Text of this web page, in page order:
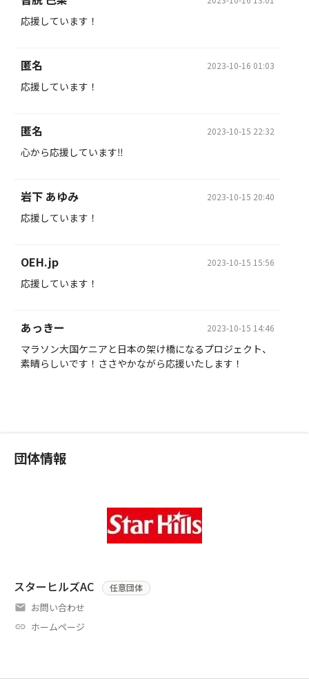
応援しています！
匿名 2023-10-16 01:03
応援しています！
匿名 2023-10-15 22:32
心から応援しています‼️
岩下 あゆみ 2023-10-15 20:40
応援しています！
OEH.jp 2023-10-15 15:56
応援しています！
あっきー 2023-10-15 14:46
マラソン大国ケニアと日本の架け橋になるプロジェクト、
素晴らしいです！ささやかながら応援いたします！
団体情報
スターヒルズAC 任意団体
お問い合わせ
ホームページ